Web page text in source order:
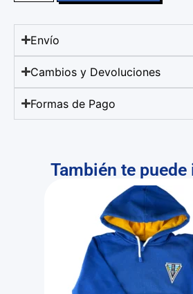
Envío
Cambios y Devoluciones
Formas de Pago
También te